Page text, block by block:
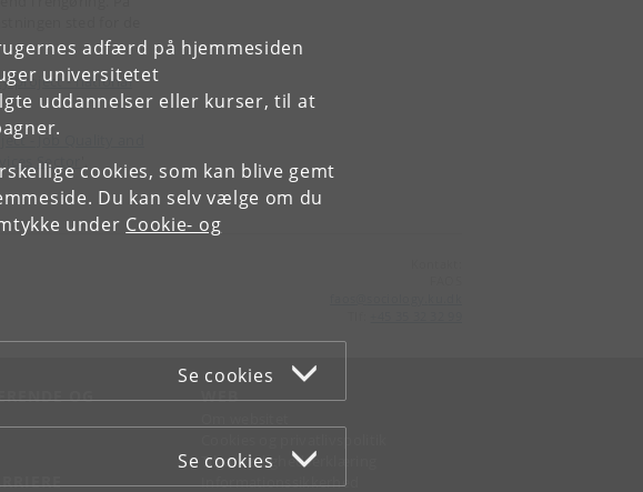
adfærd på hjemmesiden
universitetet
uddannelser eller kurser, til at
cookies, som kan blive gemt
Du kan selv vælge om du
under Cookie- og
Se cookies
Se cookies
sted for de
project - national
- Job Quality and
Sector
OG
WEB
Tilgængelighedserklæring
Informationssikkerhed